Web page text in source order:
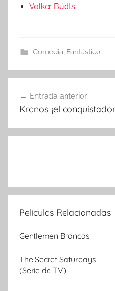
Volker Büdts
Comedia, Fantástico
Navegación
de
entradas
Entrada anterior
Kronos, ¡el
Películas Relacionadas
Gentlemen Broncos
The Secret Saturdays
(Serie de TV)